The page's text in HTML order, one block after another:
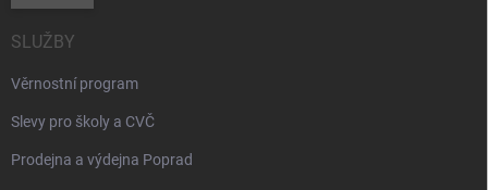
SLUŽBY
Věrnostní program
Slevy pro školy a CVČ
Prodejna a výdejna Poprad